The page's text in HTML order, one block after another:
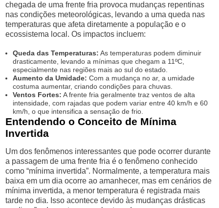
chegada de uma frente fria provoca mudanças repentinas
nas condições meteorológicas, levando a uma queda nas
temperaturas que afeta diretamente a população e o
ecossistema local. Os impactos incluem:
Queda das Temperaturas: As temperaturas podem diminuir
drasticamente, levando a mínimas que chegam a 11ºC,
especialmente nas regiões mais ao sul do estado.
Aumento da Umidade: Com a mudança no ar, a umidade
costuma aumentar, criando condições para chuvas.
Ventos Fortes: A frente fria geralmente traz ventos de alta
intensidade, com rajadas que podem variar entre 40 km/h e 60
km/h, o que intensifica a sensação de frio.
Entendendo o Conceito de Mínima
Invertida
Um dos fenômenos interessantes que pode ocorrer durante
a passagem de uma frente fria é o fenômeno conhecido
como “mínima invertida”. Normalmente, a temperatura mais
baixa em um dia ocorre ao amanhecer, mas em cenários de
mínima invertida, a menor temperatura é registrada mais
tarde no dia. Isso acontece devido às mudanças drásticas